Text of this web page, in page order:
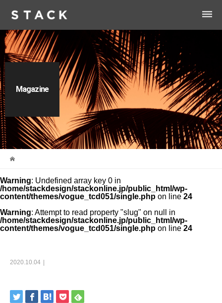
dehaze
Magazine
Warning: Undefined array key 0 in
/home/stackdesign/stackonline.jp/public_html/wp-
content/themes/vogue_tcd051/single.php on line 24
Warning: Attempt to read property "slug" on null in
/home/stackdesign/stackonline.jp/public_html/wp-
content/themes/vogue_tcd051/single.php on line 24
2020.10.04